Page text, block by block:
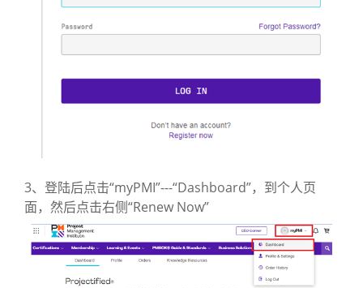
3、登陆后点击“myPMI”---“Dashboard”，到个人页
面，然后点击右侧“Renew Now”